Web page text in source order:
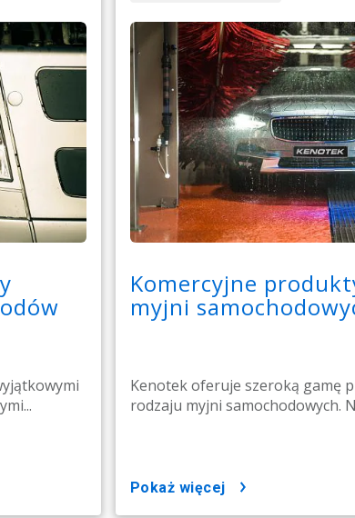
Komercyjne
myjni
Kenotek oferuje szeroką gamę
rodzaju myjni samochodowych.
pokaż więcej